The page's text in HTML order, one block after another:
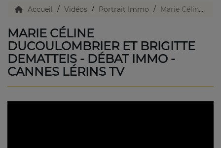
TV en direct
Replay TV
Agenda
Emissions Radio
Accueil Vidéos Portrait Immo Marie Céline Ducoulombrier et Brigitte Dematteis - Débat Immo - Cannes Lérins TV
MARIE CÉLINE
DUCOULOMBRIER ET BRIGITTE
DEMATTEIS - DÉBAT IMMO -
CANNES LÉRINS TV